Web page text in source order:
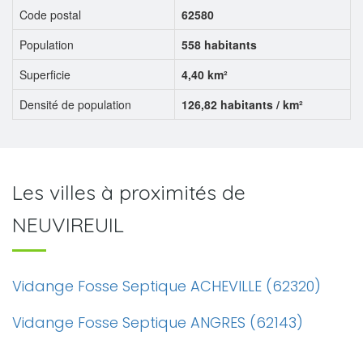
Code postal
62580
Population
558 habitants
Superficie
4,40 km²
Densité de population
126,82 habitants / km²
Les villes à proximités de
NEUVIREUIL
Vidange Fosse Septique ACHEVILLE (62320)
Vidange Fosse Septique ANGRES (62143)